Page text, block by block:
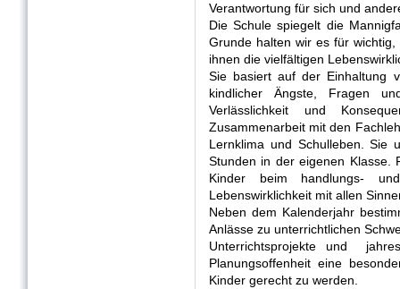
Verantwortung für sich und
Die Schule spiegelt die
Grunde halten wir es für
ihnen die vielfältigen
Sie basiert auf der Einhaltung
kindlicher Ängste, Fragen
Verlässlichkeit und
Zusammenarbeit mit den
Lernklima und Schulleben. Sie
Stunden in der eigenen Klasse.
Kinder beim handlungs-
Lebenswirklichkeit mit allen
Neben dem Kalenderjahr
Anlässe zu unterrichtlichen
Unterrichtsprojekte und
Planungsoffenheit eine
Kinder gerecht zu werden.